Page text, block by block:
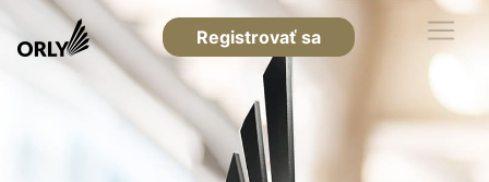
Registrovať sa